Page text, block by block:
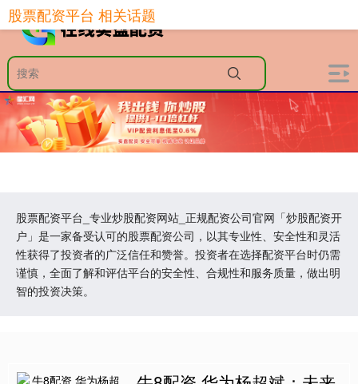
股票配资平台_专业炒股配资网站_正规配资公司官网「炒股配资开
户」是一家备受认可的股票配资公司，以其专业性、安全性和灵活
性获得了投资者的广泛信任和赞誉。投资者在选择配资平台时仍需
谨慎，全面了解和评估平台的安全性、合规性和服务质量，做出明
智的投资决策。
股票配资平台 相关话题